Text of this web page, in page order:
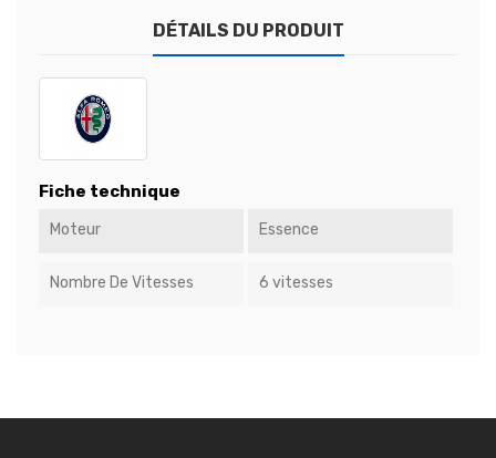
DÉTAILS DU PRODUIT
Fiche technique
Moteur Essence
Nombre De Vitesses 6 vitesses